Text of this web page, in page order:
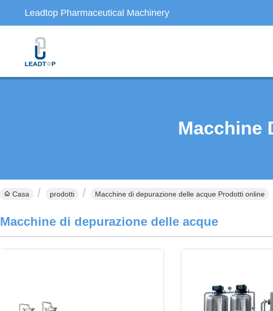
Leadtop Pharmaceutical Machinery
Macchine
Casa prodotti Macchine di depurazione delle acque Prodotti online
Macchine di depurazione delle acque